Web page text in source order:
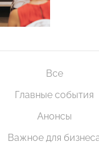
Все
Главные события
Анонсы
Важное для